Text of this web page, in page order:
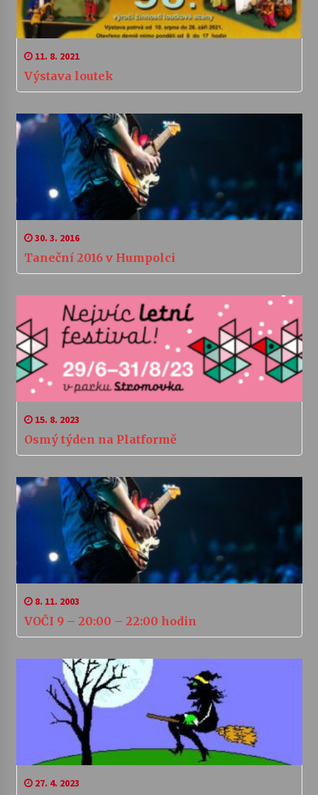
11. 8. 2021
Výstava loutek
30. 3. 2016
Taneční 2016 v Humpolci
15. 8. 2023
Osmý týden na Platformě
8. 11. 2003
VOČI 9 – 20:00 – 22:00 hodin
27. 4. 2023